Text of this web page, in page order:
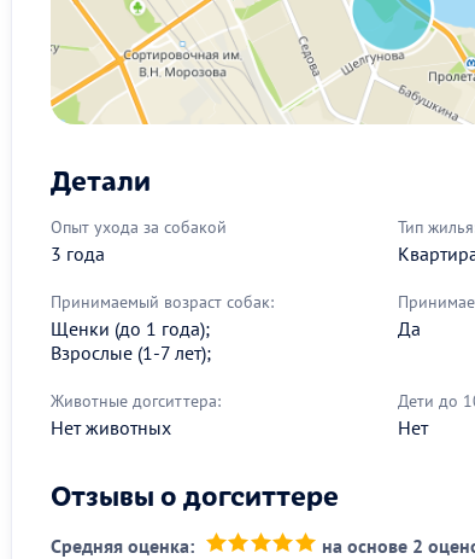
Детали
Опыт ухода за собакой
3 года
Тип
Принимаемый возраст собак:
Щенки (до 1 года);
Взрослые (1-7 лет);
Да
Животные догситтера:
Нет животных
Дети до
Нет
Отзывы о догситтере
Средняя оценка: на основе 2